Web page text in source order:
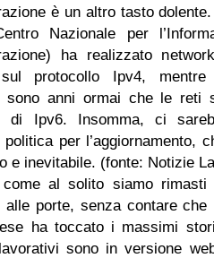
è un altro tasto
Nazionale per
ha realizzato
protocollo Ipv4,
sono anni ormai che le reti
di Ipv6. Insomma, ci
politica per l’aggiornamento,
e inevitabile. (fonte: Notizie
come al solito siamo rimasti
alle porte, senza contare
ha toccato i massimi
sono in versione